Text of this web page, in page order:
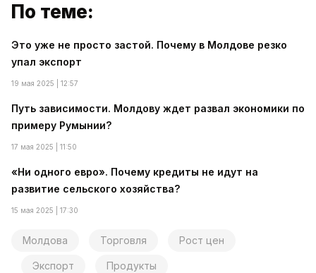
По теме:
Это уже не просто застой. Почему в Молдове резко
упал экспорт
19 мая 2025 | 12:57
Путь зависимости. Молдову ждет развал экономики по
примеру Румынии?
17 мая 2025 | 11:50
«Ни одного евро». Почему кредиты не идут на
развитие сельского хозяйства?
15 мая 2025 | 17:30
Молдова Торговля Рост цен
Экспорт Продукты